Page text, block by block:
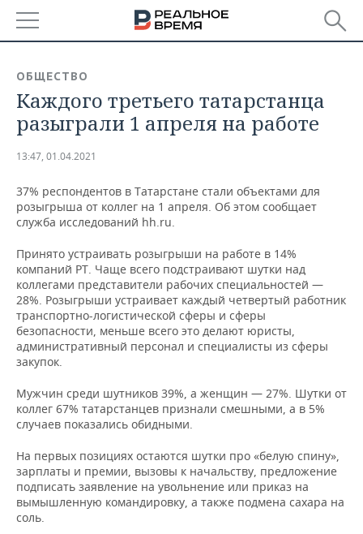
БАШКОРТОСТАН
ТАТАРСТАН
НОВОСТИ
АНАЛИТИКА
ДЕКЛАРАЦИИ О ДОХОДАХ
ВУЗЫ ТАТАРСТАНА
КОМУ ПРИНАДЛЕЖАТ
ТОРГОВЫЕ ЦЕНТРЫ
ТАТАРСТАНА
НОВОСТИ ЭКОНОМИКИ
БАНКИ
БЮДЖЕТ
ИНВЕСТИЦИИ
ПРОМЫШЛЕННОСТЬ
ПРОМЫШЛЕННОСТИ
АГРОПРОМ
МАШИНОСТРОЕНИЕ
НЕФТЕХИМИЯ
НЕФТЬ
ЭНЕРГЕТИКА
НОВОСТИ НЕДВИЖИМОСТИ
АВТО
НОВОСТИ АВТО
БИЗНЕС
НОВОСТИ БИЗНЕСА
РОЗНИЧНАЯ ТОРГОВЛЯ
ТРАНСПОРТ
УСЛУГИ
ТЕХНОЛОГИИ
НОВОСТИ ТЕХНОЛОГИЙ
IT
МЕДИА
ТЕЛЕКОММУНИКАЦИИ
МЕРОПРИЯТИЯ
НОВОСТИ МЕРОПРИЯТИЙ
ВЫЕЗДНАЯ РЕДАКЦИЯ
БИЗНЕС-БРАНЧИ
СПОРТ
НОВОСТИ СПОРТА
ФУТБОЛ
ОБЩЕСТВО
НОВОСТИ ОБЩЕСТВА
ФОТОГАЛЕРЕЯ
ОБЩЕСТВО
Каждого третьего татарстанца
разыграли 1 апреля на работе
13:47, 01.04.2021
37% респондентов в Татарстане стали объектами для
розыгрыша от коллег на 1 апреля. Об этом сообщает
служба исследований hh.ru.
Принято устраивать розыгрыши на работе в 14%
компаний РТ. Чаще всего подстраивают шутки над
коллегами представители рабочих специальностей —
28%. Розыгрыши устраивает каждый четвертый работник
транспортно-логистической сферы и сферы
безопасности, меньше всего это делают юристы,
административный персонал и специалисты из сферы
закупок.
Мужчин среди шутников 39%, а женщин — 27%. Шутки от
коллег 67% татарстанцев признали смешными, а в 5%
случаев показались обидными.
На первых позициях остаются шутки про «белую спину»,
зарплаты и премии, вызовы к начальству, предложение
подписать заявление на увольнение или приказ на
вымышленную командировку, а также подмена сахара на
соль.